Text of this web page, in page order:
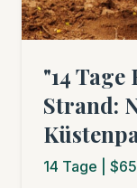
"14
Strand:
14 Tage |